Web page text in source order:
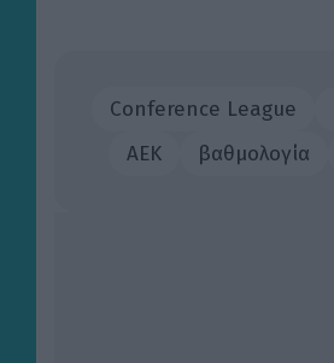
Conference League
ΑΕΚ
βαθμολογία